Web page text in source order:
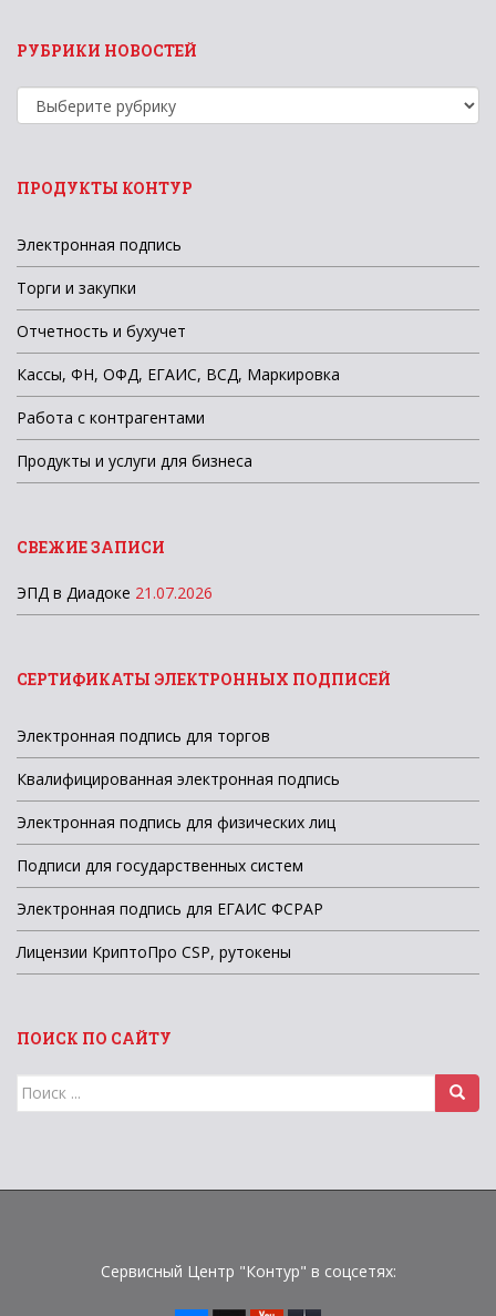
РУБРИКИ НОВОСТЕЙ
Рубрики
новостей
ПРОДУКТЫ КОНТУР
Электронная подпись
Торги и закупки
Отчетность и бухучет
Кассы, ФН, ОФД, ЕГАИС, ВСД, Маркировка
Работа с контрагентами
Продукты и услуги для бизнеса
СВЕЖИЕ ЗАПИСИ
ЭПД в Диадоке 21.07.2026
СЕРТИФИКАТЫ ЭЛЕКТРОННЫХ ПОДПИСЕЙ
Электронная подпись для торгов
Квалифицированная электронная подпись
Электронная подпись для физических лиц
Подписи для государственных систем
Электронная подпись для ЕГАИС ФСРАР
Лицензии КриптоПро CSP, рутокены
ПОИСК ПО САЙТУ
Поиск
для:
Сервисный Центр "Контур" в соцсетях: